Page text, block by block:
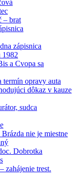
– brat
zápisnica
1982
a Cvopa sa
opravy auta
dôkaz v kauze
sudca
nie je miestne
Dobrotka
zahájenie trest.